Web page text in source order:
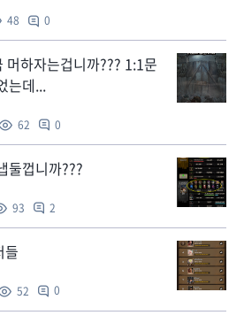
48 0
하자는겁니까??? 1:1문
는데...
62 0
둘껍니까???
93 2
들
52 0